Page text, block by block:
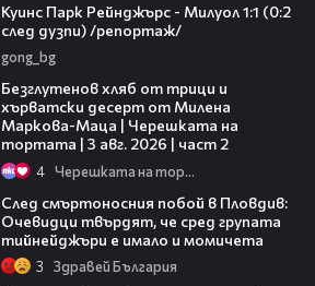
Куинс Парк Рейнджърс - Милуол 1:1 (0:2
след дузпи) /репортаж/
gong_bg
Безглутенов хляб от трици и
хърватски десерт от Милена
Маркова-Маца | Черешката на
тортата | 3 авг. 2026 | част 2
4 Черешката на тортата
След смъртоносния побой в Пловдив:
Очевидци твърдят, че сред групата
тийнейджъри е имало и момичета
3 Здравей България